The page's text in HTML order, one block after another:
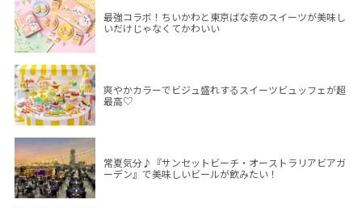
最強コラボ！ちいかわと東京ばな奈のスイーツが美味し
いだけじゃなくてかわいい
爽やかカラーでビジュ盛れするスイーツビュッフェが超
最高♡
常夏気分♪『サンセットビーチ・オーストラリアビアガ
ーデン』で美味しいビールが飲みたい！